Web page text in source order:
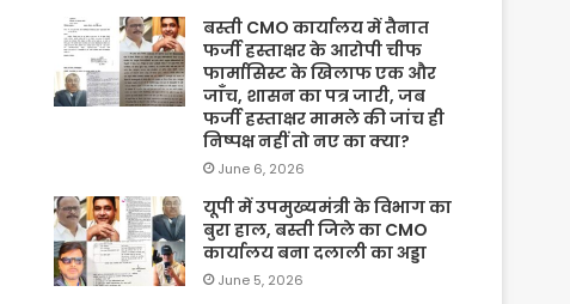
बस्ती CMO कार्यालय में तैनात
फर्जी हस्ताक्षर के आरोपी चीफ
फार्मासिस्ट के खिलाफ एक और
जाँच, शासन का पत्र जारी, जब
फर्जी हस्ताक्षर मामले की जांच ही
निष्पक्ष नहीं तो नए का क्या?
June 6, 2026
यूपी में उपमुख्यमंत्री के विभाग का
बुरा हाल, बस्ती जिले का CMO
कार्यालय बना दलाली का अड्डा
June 5, 2026